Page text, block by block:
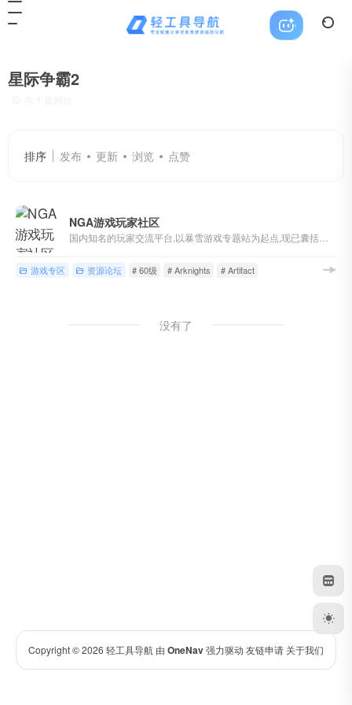
星际争霸2
排序 发布 更新 浏览 点赞
NGA游戏玩家社区
游戏专区 资源论坛 # 60级 # Arknights # Artifact
没有了
Copyright © 2026 轻工具导航 由 OneNav强力驱动 友链申请 关于我们